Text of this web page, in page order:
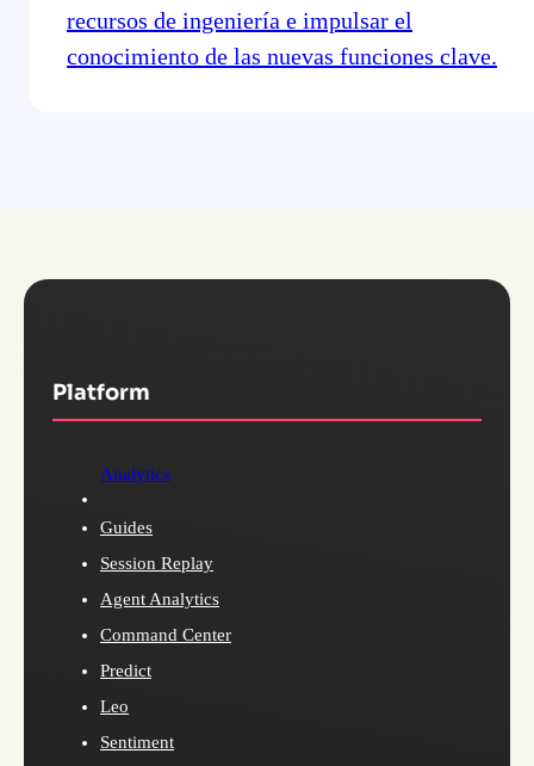
recursos de ingeniería e impulsar el
conocimiento de las nuevas funciones clave.
Platform
Analytics
Guides
Session Replay
Agent Analytics
Command Center
Predict
Leo
Sentiment